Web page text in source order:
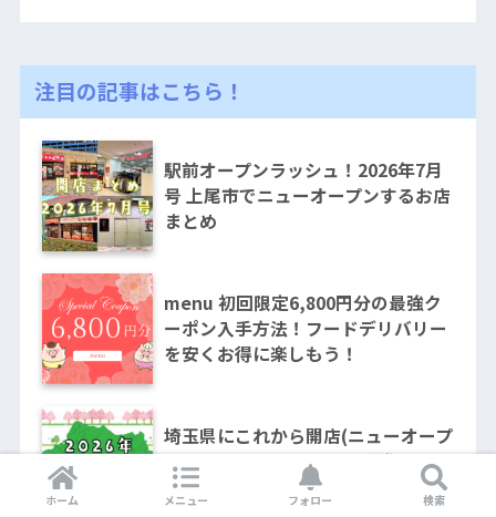
注目の記事はこちら！
駅前オープンラッシュ！2026年7月
号 上尾市でニューオープンするお店
まとめ
menu 初回限定6,800円分の最強ク
ーポン入手方法！フードデリバリー
を安くお得に楽しもう！
埼玉県にこれから開店(ニューオープ
ン)するお店&オープニング求人まと
め！
ホーム メニュー フォロー 検索